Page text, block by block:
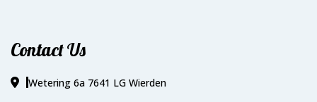
Contact Us
Wetering 6a 7641 LG Wierden